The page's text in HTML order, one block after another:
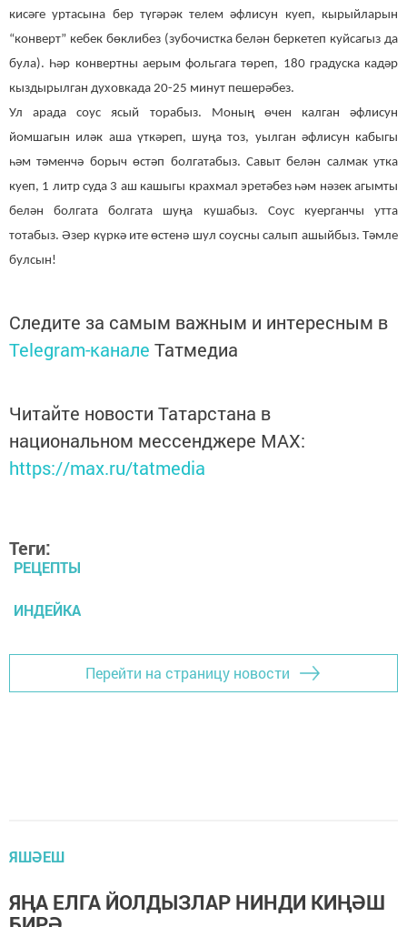
кисәге уртасына бер түгәрәк телем әфлисун куеп, кырыйларын
“конверт” кебек бөклибез (зубочистка белән беркетеп куйсагыз да
була). Һәр конвертны аерым фольгага төреп, 180 градуска кадәр
кыздырылган духовкада 20-25 минут пешерәбез.
Ул арада соус ясый торабыз. Моның өчен калган әфлисун
йомшагын иләк аша үткәреп, шуңа тоз, уылган әфлисун кабыгы
һәм тәменчә борыч өстәп болгатабыз. Савыт белән салмак утка
куеп, 1 литр суда 3 аш кашыгы крахмал эретәбез һәм нәзек агымты
белән болгата болгата шуңа кушабыз. Соус куерганчы утта
тотабыз. Әзер күркә ите өстенә шул соусны салып ашыйбыз. Тәмле
булсын!
Следите за самым важным и интересным в
Telegram-канале Татмедиа
Читайте новости Татарстана в
национальном мессенджере MАХ:
https://max.ru/tatmedia
Теги:
РЕЦЕПТЫ
ИНДЕЙКА
Перейти на страницу новости
ЯШӘЕШ
ЯҢА ЕЛГА ЙОЛДЫЗЛАР НИНДИ КИҢӘШ